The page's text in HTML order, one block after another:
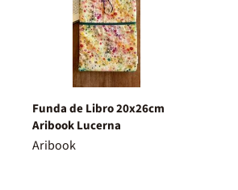
Funda de Libro 20x26cm
Aribook Lucerna
Aribook